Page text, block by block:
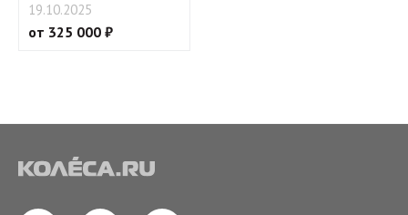
19.10.2025
от 325 000 ₽